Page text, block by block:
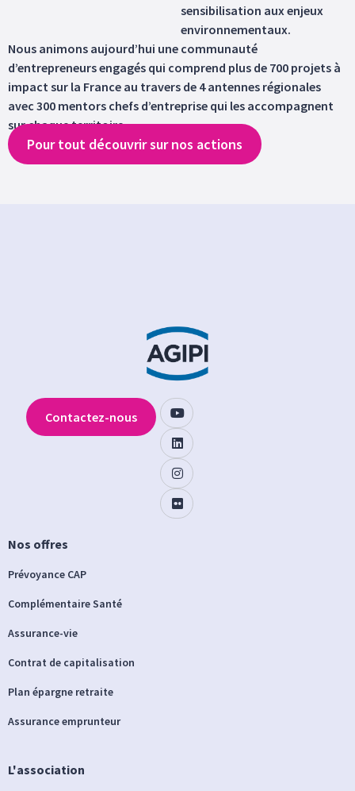
sensibilisation aux enjeux
environnementaux.
Nous animons aujourd’hui une communauté
d’entrepreneurs engagés qui comprend plus de 700 projets à
impact sur la France au travers de 4 antennes régionales
avec 300 mentors chefs d’entreprise qui les accompagnent
sur chaque territoire.
Pour tout découvrir sur nos actions
Nos offres
Prévoyance CAP
Complémentaire Santé
Assurance-vie
Contrat de capitalisation
Plan épargne retraite
Assurance emprunteur
L'association
Contactez-nous